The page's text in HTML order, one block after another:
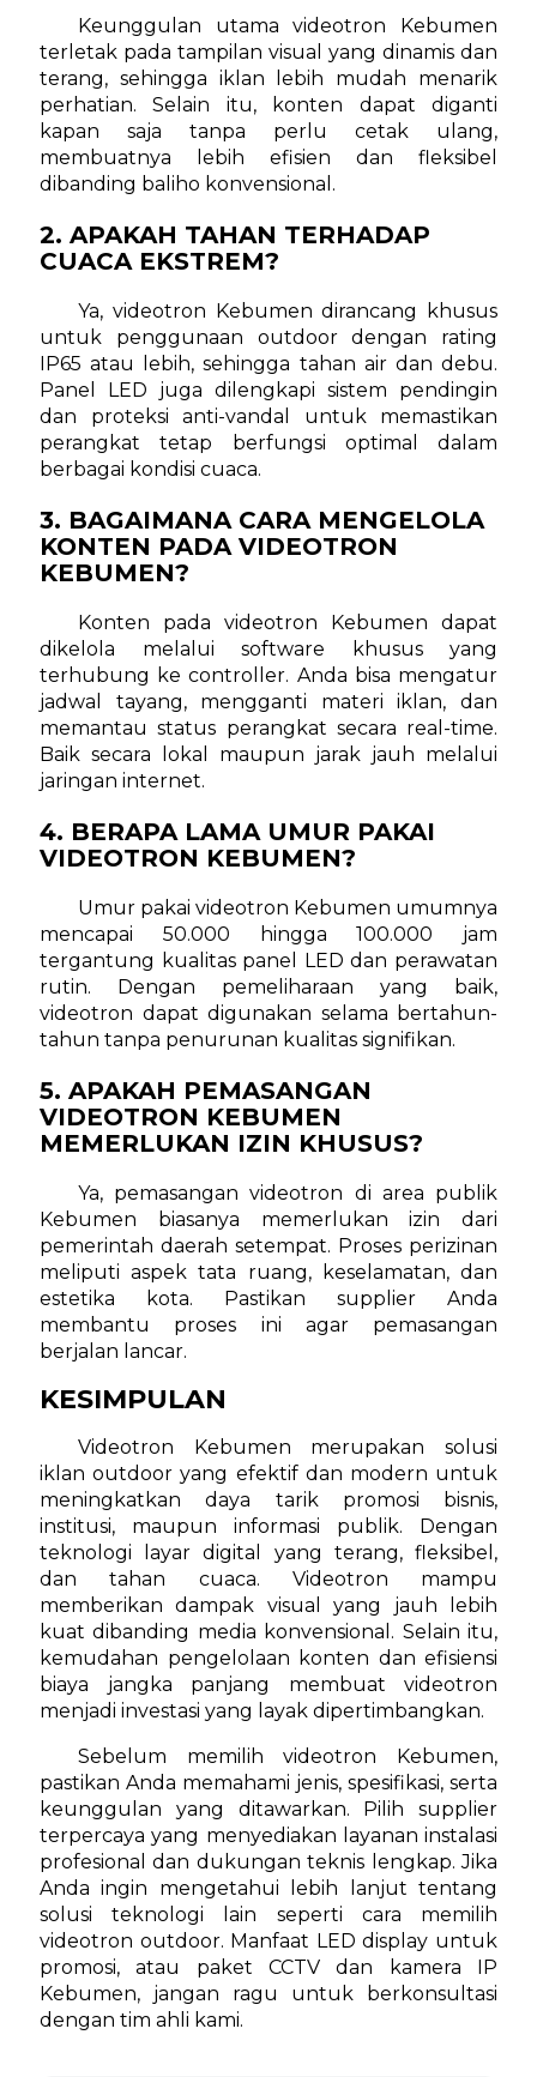
Keunggulan utama videotron Kebumen
terletak pada tampilan visual yang dinamis dan
terang, sehingga iklan lebih mudah menarik
perhatian. Selain itu, konten dapat diganti
kapan saja tanpa perlu cetak ulang,
membuatnya lebih efisien dan fleksibel
dibanding baliho konvensional.
2. APAKAH TAHAN TERHADAP
CUACA EKSTREM?
Ya, videotron Kebumen dirancang khusus
untuk penggunaan outdoor dengan rating
IP65 atau lebih, sehingga tahan air dan debu.
Panel LED juga dilengkapi sistem pendingin
dan proteksi anti-vandal untuk memastikan
perangkat tetap berfungsi optimal dalam
berbagai kondisi cuaca.
3. BAGAIMANA CARA MENGELOLA
KONTEN PADA VIDEOTRON
KEBUMEN?
Konten pada videotron Kebumen dapat
dikelola melalui software khusus yang
terhubung ke controller. Anda bisa mengatur
jadwal tayang, mengganti materi iklan, dan
memantau status perangkat secara real-time.
Baik secara lokal maupun jarak jauh melalui
jaringan internet.
4. BERAPA LAMA UMUR PAKAI
VIDEOTRON KEBUMEN?
Umur pakai videotron Kebumen umumnya
mencapai 50.000 hingga 100.000 jam
tergantung kualitas panel LED dan perawatan
rutin. Dengan pemeliharaan yang baik,
videotron dapat digunakan selama bertahun-
tahun tanpa penurunan kualitas signifikan.
5. APAKAH PEMASANGAN
VIDEOTRON KEBUMEN
MEMERLUKAN IZIN KHUSUS?
Ya, pemasangan videotron di area publik
Kebumen biasanya memerlukan izin dari
pemerintah daerah setempat. Proses perizinan
meliputi aspek tata ruang, keselamatan, dan
estetika kota. Pastikan supplier Anda
membantu proses ini agar pemasangan
berjalan lancar.
KESIMPULAN
Videotron Kebumen merupakan solusi
iklan outdoor yang efektif dan modern untuk
meningkatkan daya tarik promosi bisnis,
institusi, maupun informasi publik. Dengan
teknologi layar digital yang terang, fleksibel,
dan tahan cuaca. Videotron mampu
memberikan dampak visual yang jauh lebih
kuat dibanding media konvensional. Selain itu,
kemudahan pengelolaan konten dan efisiensi
biaya jangka panjang membuat videotron
menjadi investasi yang layak dipertimbangkan.
Sebelum memilih videotron Kebumen,
pastikan Anda memahami jenis, spesifikasi, serta
keunggulan yang ditawarkan. Pilih supplier
terpercaya yang menyediakan layanan instalasi
profesional dan dukungan teknis lengkap. Jika
Anda ingin mengetahui lebih lanjut tentang
solusi teknologi lain seperti cara memilih
videotron outdoor. Manfaat LED display untuk
promosi, atau paket CCTV dan kamera IP
Kebumen, jangan ragu untuk berkonsultasi
dengan tim ahli kami.